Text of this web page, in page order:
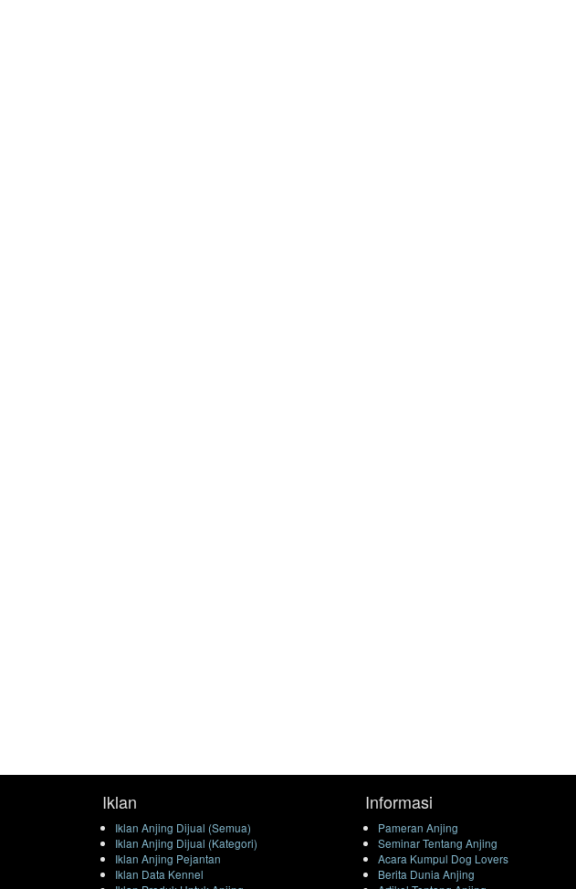
Iklan
Iklan Anjing Dijual (Semua)
Iklan Anjing Dijual (Kategori)
Iklan Anjing Pejantan
Iklan Data Kennel
Informasi
Pameran Anjing
Seminar Tentang Anjing
Acara Kumpul Dog Lovers
Berita Dunia Anjing